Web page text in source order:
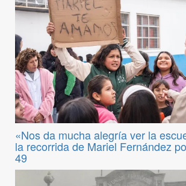
«Nos da mucha alegría ver la
la recorrida de Mariel Fernández
49